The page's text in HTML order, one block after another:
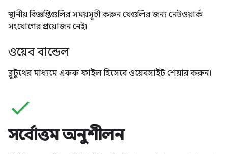
স্থানীয় বিজ্ঞপ্তিগুলির সময়সূচী করুন যেগুলির জন্য নেটওয়ার্ক
সংযোগের প্রয়োজন নেই৷
ওয়েব বান্ডেল
ব্লুটুথের মাধ্যমে একক ফাইল হিসেবে ওয়েবসাইট শেয়ার করুন।
check
সর্বোত্তম অনুশীলন